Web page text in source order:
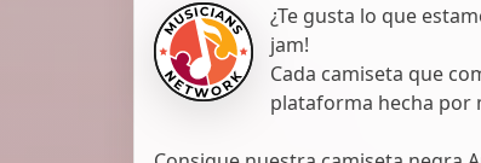
¿Te gusta lo que
jam!
Cada camiseta que
plataforma hecha por